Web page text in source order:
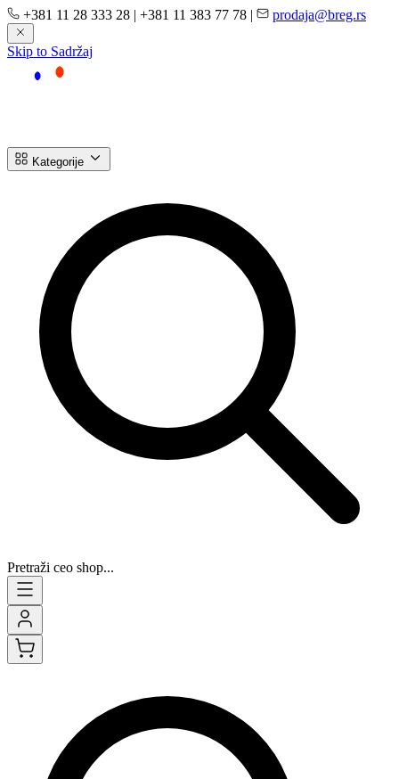
+381 11 28 333 28 | +381 11 383 77 78 | prodaja@breg.rs
Skip to Sadržaj
Kategorije
Pretraži ceo shop...